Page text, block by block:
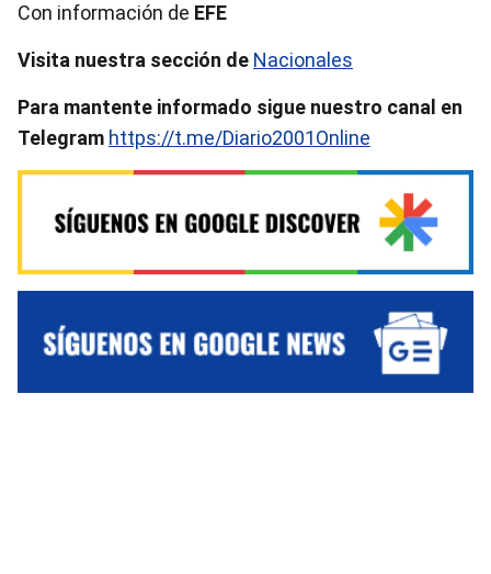
Con información de EFE
Visita nuestra sección de Nacionales
Para mantente informado sigue nuestro canal en
Telegram https://t.me/Diario2001Online